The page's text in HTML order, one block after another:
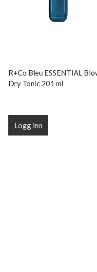
R+Co Bleu ESSENTIAL
Dry Tonic 201 ml
Logg inn